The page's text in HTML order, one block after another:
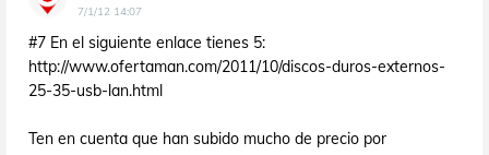
7/1/12 14:07
#7 En el siguiente enlace tienes 5:
http://www.ofertaman.com/2011/10/discos-duros-externos-
25-35-usb-lan.html
Ten en cuenta que han subido mucho de precio por